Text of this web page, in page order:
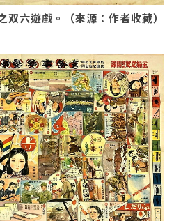
六遊戲。（來源：作者收藏）